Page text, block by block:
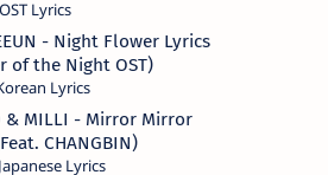
- Night Flower Lyrics
of the Night OST)
& MILLI - Mirror Mirror
CHANGBIN)